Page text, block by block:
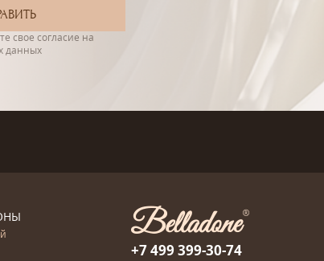
свое согласие на
данных
+7 499 399-30-74